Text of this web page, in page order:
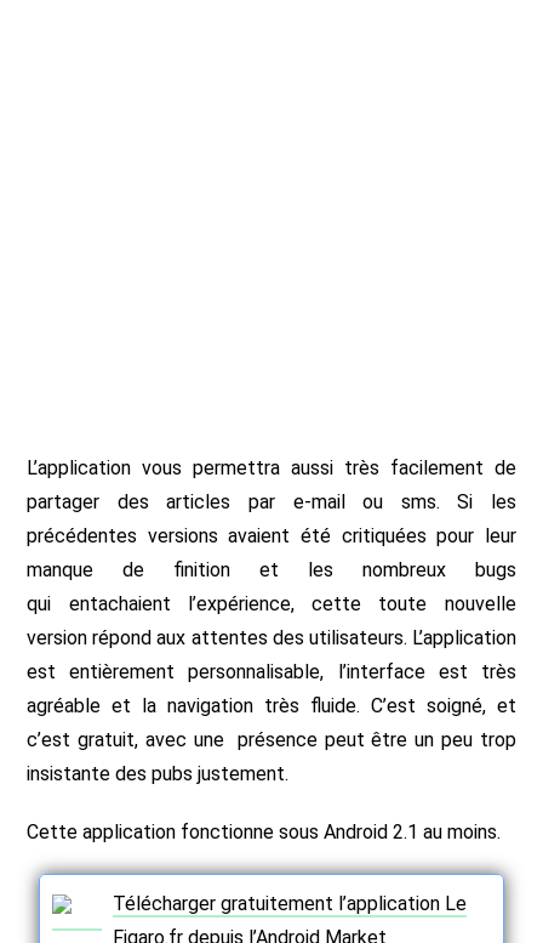
L’application vous permettra aussi très facilement de
partager des articles par e-mail ou sms. Si les
précédentes versions avaient été critiquées pour leur
manque de finition et les nombreux bugs
qui entachaient l’expérience, cette toute nouvelle
version répond aux attentes des utilisateurs. L’application
est entièrement personnalisable, l’interface est très
agréable et la navigation très fluide. C’est soigné, et
c’est gratuit, avec une présence peut être un peu trop
insistante des pubs justement.
Cette application fonctionne sous Android 2.1 au moins.
Télécharger gratuitement l’application Le
Figaro.fr depuis l’Android Market